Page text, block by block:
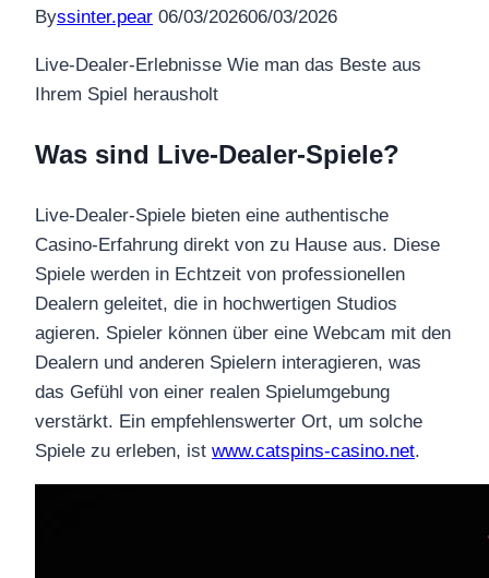
Byssinter.pear 06/03/202606/03/2026
Live-Dealer-Erlebnisse Wie man das Beste aus
Ihrem Spiel herausholt
Was sind Live-Dealer-Spiele?
Live-Dealer-Spiele bieten eine authentische
Casino-Erfahrung direkt von zu Hause aus. Diese
Spiele werden in Echtzeit von professionellen
Dealern geleitet, die in hochwertigen Studios
agieren. Spieler können über eine Webcam mit den
Dealern und anderen Spielern interagieren, was
das Gefühl von einer realen Spielumgebung
verstärkt. Ein empfehlenswerter Ort, um solche
Spiele zu erleben, ist www.catspins-casino.net.